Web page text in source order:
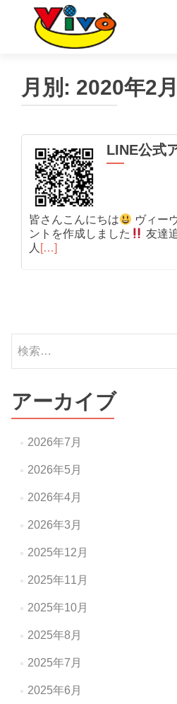
月別: 2020年2月
LINE公式
皆さんこんにちは
ヴィー
ントを作成しました
友達
人 […]
索:
アーカイブ
2026年7月
2026年5月
2026年4月
2026年3月
2025年12月
2025年11月
2025年10月
2025年8月
2025年7月
2025年6月